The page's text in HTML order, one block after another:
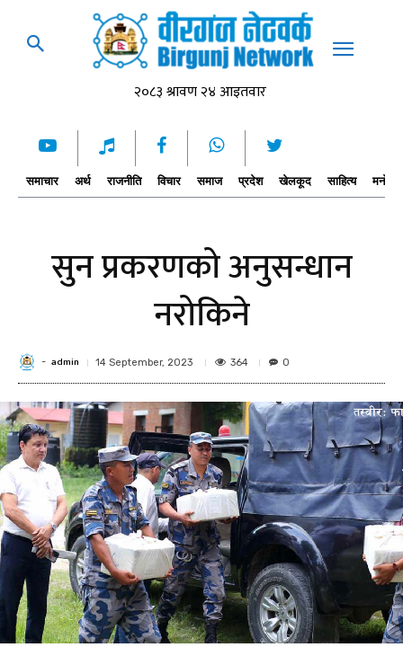
समाचार अर्थ राजनीति विचार समाज प्रदेश खेलकूद साहित्य
सुन प्रकरणको अनुसन्धान
नरोकिने
- admin 14 September, 2023 364 0